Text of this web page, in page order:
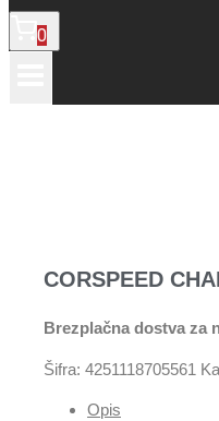
0
CORSPEED
Brezplačna dostva za
Šifra: 4251118705561
Opis